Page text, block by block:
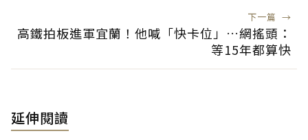
下一篇 →
高鐵拍板進軍宜蘭！他喊「快卡位」…網搖頭：
等15年都算快
延伸閱讀